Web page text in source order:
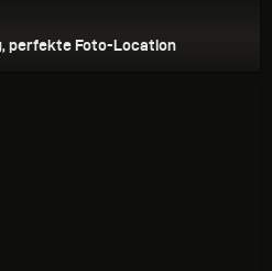
perfekte Foto-Location